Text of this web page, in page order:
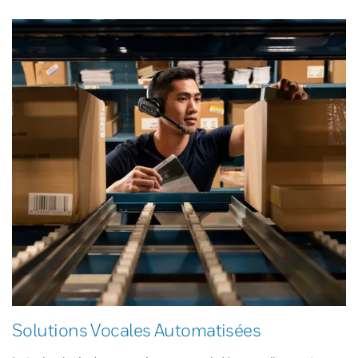
Solutions Vocales Automatisées